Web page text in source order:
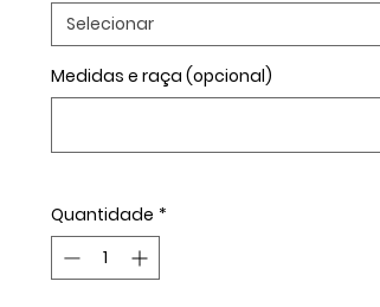
Selecionar
Medidas e raça (opcional)
Quantidade *